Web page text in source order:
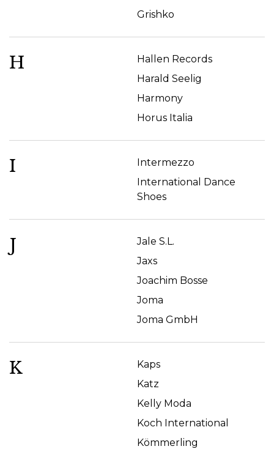
Grishko
H
Hallen Records
Harald Seelig
Harmony
Horus Italia
I
Intermezzo
International Dance
Shoes
J
Jale S.L.
Jaxs
Joachim Bosse
Joma
Joma GmbH
K
Kaps
Katz
Kelly Moda
Koch International
Kömmerling